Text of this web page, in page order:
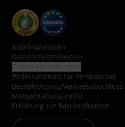
AGB/Impressum
Datenschutzhinweise
Widerrufsrecht für Verbraucher
Bestellvorgang/Vertragsabschluss
Mängelhaftungsrecht
Erklärung zur Barrierefreiheit